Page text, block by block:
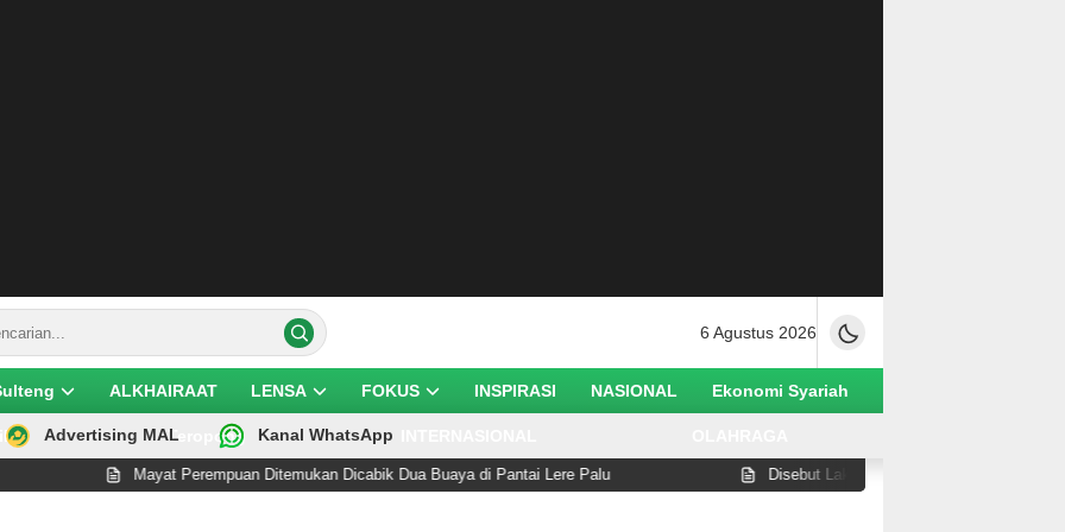
6 Agustus 2026
ALKHAIRAAT LENSA FOKUS INSPIRASI NASIONAL Ekonomi Syariah
Teropong
Advertising MAL Kanal WhatsApp
Mayat Perempuan Ditemukan Dicabik Dua Buaya di Pantai Lere Palu Disebut Lakukan Pelanggaran di Pantai